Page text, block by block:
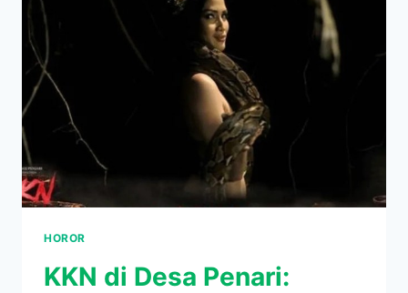
HOROR
KKN di Desa Penari: